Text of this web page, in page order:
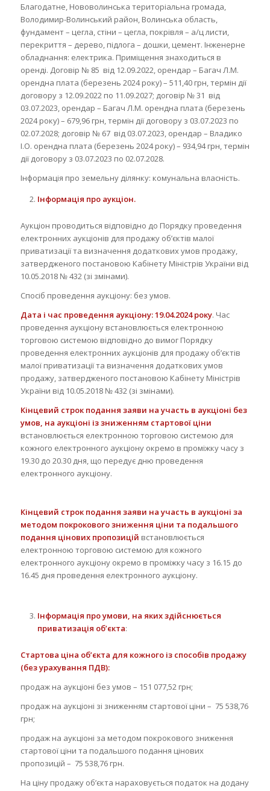
Благодатне, Нововолинська територіальна громада,
Володимир-Волинський район, Волинська область,
фундамент – цегла, стіни – цегла, покрівля – а/ц листи,
перекриття – дерево, підлога – дошки, цемент. Інженерне
обладнання: електрика. Приміщення знаходиться в
оренді. Договір № 85 від 12.09.2022, орендар – Багач Л.М.
орендна плата (березень 2024 року) – 511,40 грн, термін дії
договору з 12.09.2022 по 11.09.2027; договір № 31 від
03.07.2023, орендар – Багач Л.М. орендна плата (березень
2024 року) – 679,96 грн, термін дії договору з 03.07.2023 по
02.07.2028; договір № 67 від 03.07.2023, орендар – Владико
І.О. орендна плата (березень 2024 року) – 934,94 грн, термін
дії договору з 03.07.2023 по 02.07.2028.
Інформація про земельну ділянку: комунальна власність.
Інформація про аукціон.
Аукціон проводиться відповідно до Порядку проведення
електронних аукціонів для продажу об’єктів малої
приватизації та визначення додаткових умов продажу,
затвердженого постановою Кабінету Міністрів України від
10.05.2018 № 432 (зі змінами).
Спосіб проведення аукціону: без умов.
Дата і час проведення аукціону: 19.04.2024 року. Час
проведення аукціону встановлюється електронною
торговою системою відповідно до вимог Порядку
проведення електронних аукціонів для продажу об’єктів
малої приватизації та визначення додаткових умов
продажу, затвердженого постановою Кабінету Міністрів
України від 10.05.2018 № 432 (зі змінами).
Кінцевий строк подання заяви на участь в аукціоні без
умов, на аукціоні із зниженням стартової ціни
встановлюється електронною торговою системою для
кожного електронного аукціону окремо в проміжку часу з
19.30 до 20.30 дня, що передує дню проведення
електронного аукціону.
Кінцевий строк подання заяви на участь в аукціоні за
методом покрокового зниження ціни та подальшого
подання цінових пропозицій встановлюється
електронною торговою системою для кожного
електронного аукціону окремо в проміжку часу з 16.15 до
16.45 дня проведення електронного аукціону.
Інформація про умови, на яких здійснюється
приватизація об’єкта:
Стартова ціна об’єкта для кожного із способів продажу
(без урахування ПДВ):
продаж на аукціоні без умов – 151 077,52 грн;
продаж на аукціоні зі зниженням стартової ціни – 75 538,76
грн;
продаж на аукціоні за методом покрокового зниження
стартової ціни та подальшого подання цінових
пропозицій – 75 538,76 грн.
На ціну продажу об’єкта нараховується податок на додану